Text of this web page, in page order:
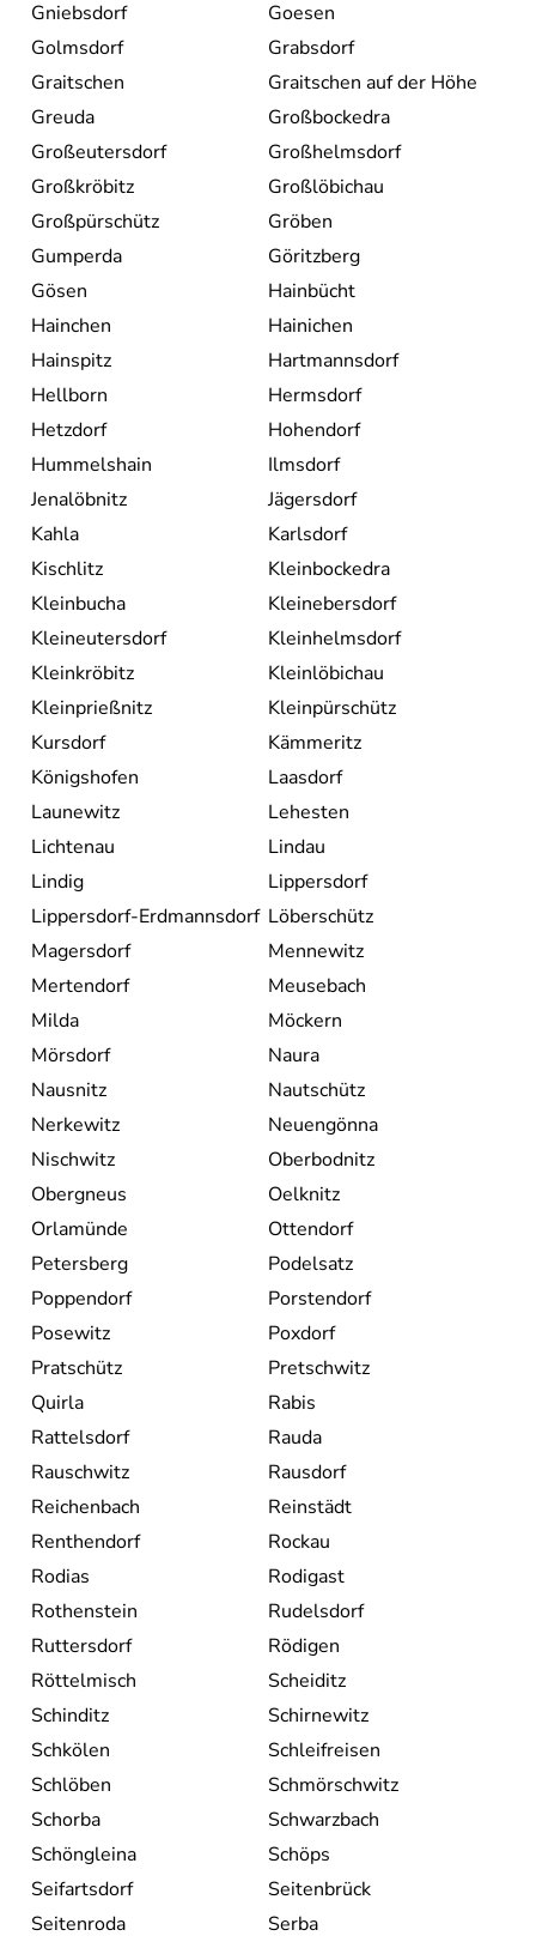
Gniebsdorf
Goesen
Golmsdorf
Grabsdorf
Graitschen
Graitschen auf der Höhe
Greuda
Großbockedra
Großeutersdorf
Großhelmsdorf
Großkröbitz
Großlöbichau
Großpürschütz
Gröben
Gumperda
Göritzberg
Gösen
Hainbücht
Hainchen
Hainichen
Hainspitz
Hartmannsdorf
Hellborn
Hermsdorf
Hetzdorf
Hohendorf
Hummelshain
Ilmsdorf
Jenalöbnitz
Jägersdorf
Kahla
Karlsdorf
Kischlitz
Kleinbockedra
Kleinbucha
Kleinebersdorf
Kleineutersdorf
Kleinhelmsdorf
Kleinkröbitz
Kleinlöbichau
Kleinprießnitz
Kleinpürschütz
Kursdorf
Kämmeritz
Königshofen
Laasdorf
Launewitz
Lehesten
Lichtenau
Lindau
Lindig
Lippersdorf
Lippersdorf-Erdmannsdorf Löberschütz
Magersdorf
Mennewitz
Mertendorf
Meusebach
Milda
Möckern
Mörsdorf
Naura
Nausnitz
Nautschütz
Nerkewitz
Neuengönna
Nischwitz
Oberbodnitz
Obergneus
Oelknitz
Orlamünde
Ottendorf
Petersberg
Podelsatz
Poppendorf
Porstendorf
Posewitz
Poxdorf
Pratschütz
Pretschwitz
Quirla
Rabis
Rattelsdorf
Rauda
Rauschwitz
Rausdorf
Reichenbach
Reinstädt
Renthendorf
Rockau
Rodias
Rodigast
Rothenstein
Rudelsdorf
Ruttersdorf
Rödigen
Röttelmisch
Scheiditz
Schinditz
Schirnewitz
Schkölen
Schleifreisen
Schlöben
Schmörschwitz
Schorba
Schwarzbach
Schöngleina
Schöps
Seifartsdorf
Seitenbrück
Seitenroda
Serba